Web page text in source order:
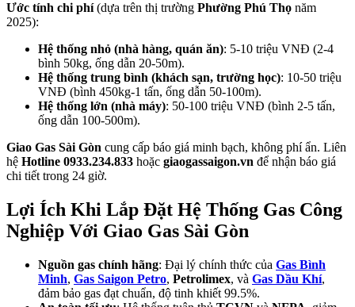
Ước tính chi phí(dựa trên thị trường Phường Phú Thọ năm
2025):
Hệ thống nhỏ (nhà hàng, quán ăn): 5-10 triệu VNĐ (2-4
bình 50kg, ống dẫn 20-50m).
Hệ thống trung bình (khách sạn, trường học): 10-50 triệu
VNĐ (bình 450kg-1 tấn, ống dẫn 50-100m).
Hệ thống lớn (nhà máy): 50-100 triệu VNĐ (bình 2-5 tấn,
ống dẫn 100-500m).
Giao Gas Sài Gòn cung cấp báo giá minh bạch, không phí ẩn. Liên
hệ Hotline 0933.234.833 hoặc giaogassaigon.vn để nhận báo giá
chi tiết trong 24 giờ.
Lợi Ích Khi Lắp Đặt Hệ Thống Gas Công
Nghiệp Với Giao Gas Sài Gòn
Nguồn gas chính hãng: Đại lý chính thức của Gas Bình
Minh, Gas Saigon Petro, Petrolimex, và Gas Dầu Khí,
đảm bảo gas đạt chuẩn, độ tinh khiết 99.5%.